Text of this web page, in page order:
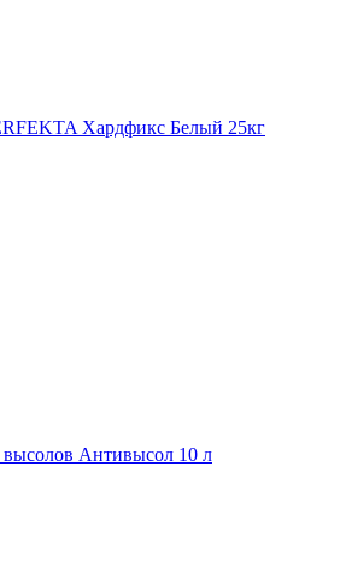
Хардфикс Белый 25кг
высолов Антивысол 10 л